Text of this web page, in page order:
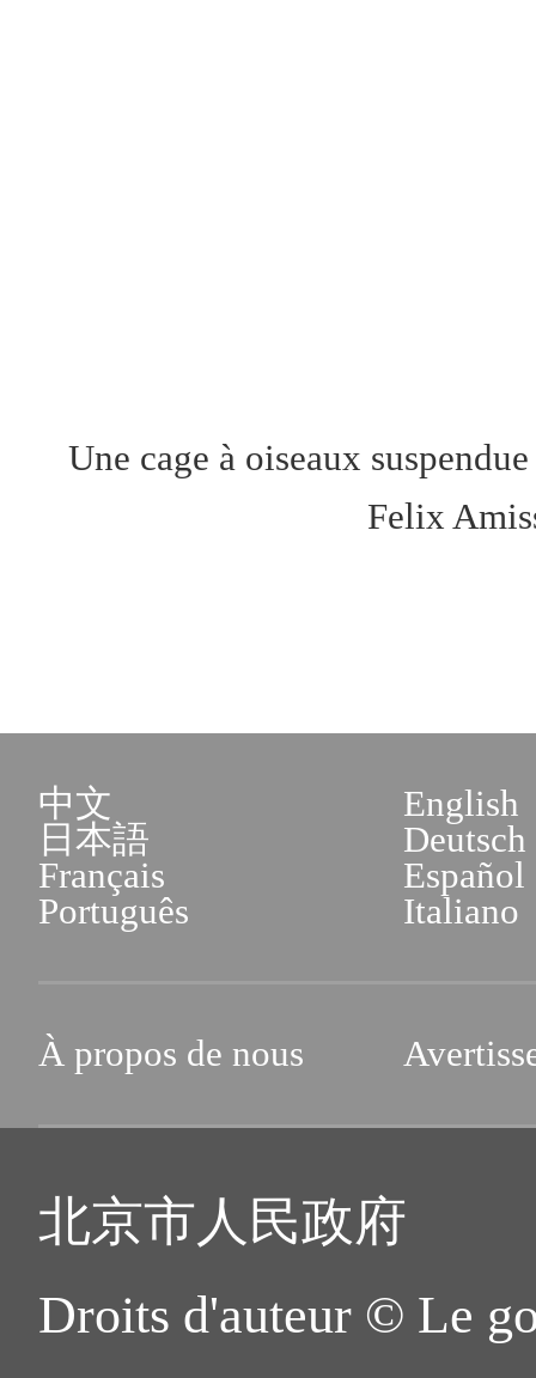
Une cage à oiseaux
Felix
中文
English
日本語
Deutsch
Français
Español
Português
Italiano
À propos de nous
北京市人民政府
Droits d'auteur © Le